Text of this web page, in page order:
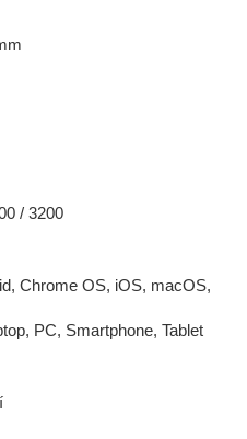
/ 3200
Chrome OS, iOS, macOS,
PC, Smartphone, Tablet